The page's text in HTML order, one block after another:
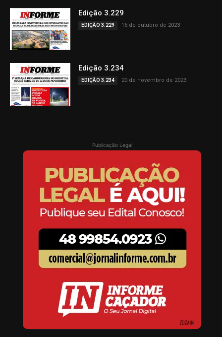
Edição 3.229
EDIÇÃO 3.229 16 de outubro de 2023
Edição 3.234
EDIÇÃO 3.234 20 de novembro de 2023
Publicação Legal